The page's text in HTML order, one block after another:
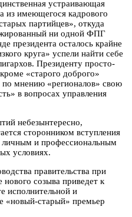
устраивающая
из имеющегося кадрового
партийцев», откуда
ни одной ФПГ
президента осталось крайне
круга» успели найти себе
Президенту просто-
«старого доброго»
мнению «регионалов» свою
в вопросах управления
небезынтересно,
сторонником вступления
и профессиональным
условиях.
правительства при
нового созыва приведет к
исполнительной и
«новый-старый» премьер